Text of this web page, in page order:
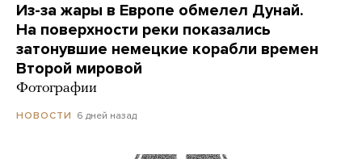
Из-за жары в Европе обмелел Дунай.
На поверхности реки показались
затонувшие немецкие корабли времен
Второй мировой
Фотографии
НОВОСТИ 6 дней назад